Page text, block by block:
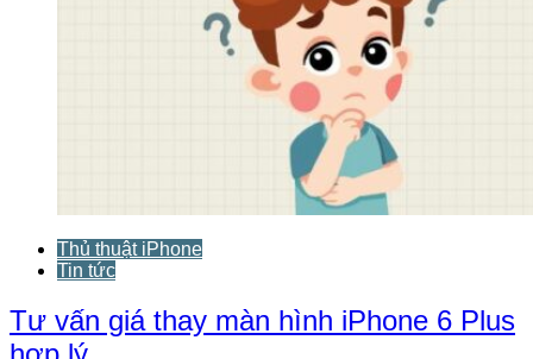
Thủ thuật iPhone
Tin tức
Tư vấn giá thay màn hình iPhone 6 Plus